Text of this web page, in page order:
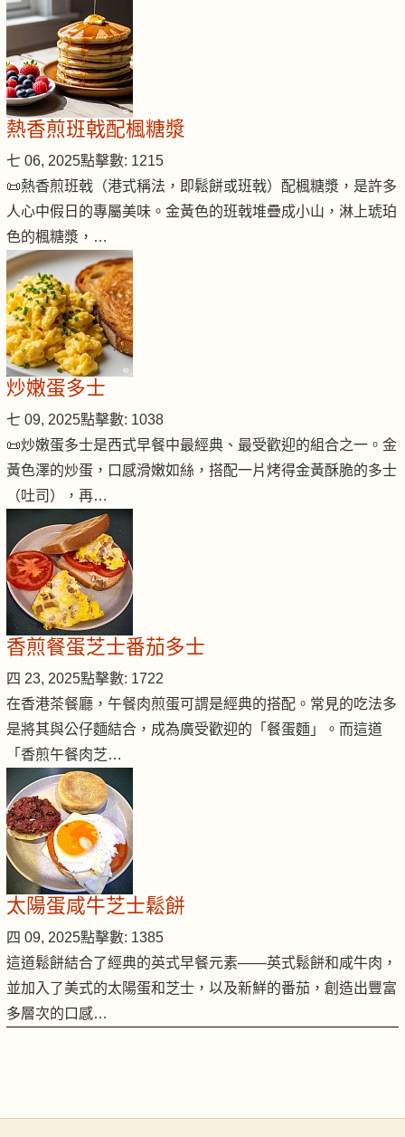
熱香煎班戟配楓糖漿
七 06, 2025點擊數: 1215
📜熱香煎班戟（港式稱法，即鬆餅或班戟）配楓糖漿，是許多
人心中假日的專屬美味。金黃色的班戟堆疊成小山，淋上琥珀
色的楓糖漿，…
炒嫩蛋多士
七 09, 2025點擊數: 1038
📜炒嫩蛋多士是西式早餐中最經典、最受歡迎的組合之一。金
黃色澤的炒蛋，口感滑嫩如絲，搭配一片烤得金黃酥脆的多士
（吐司），再…
香煎餐蛋芝士番茄多士
四 23, 2025點擊數: 1722
在香港茶餐廳，午餐肉煎蛋可謂是經典的搭配。常見的吃法多
是將其與公仔麵結合，成為廣受歡迎的「餐蛋麵」。而這道
「香煎午餐肉芝…
太陽蛋咸牛芝士鬆餅
四 09, 2025點擊數: 1385
這道鬆餅結合了經典的英式早餐元素——英式鬆餅和咸牛肉，
並加入了美式的太陽蛋和芝士，以及新鮮的番茄，創造出豐富
多層次的口感…